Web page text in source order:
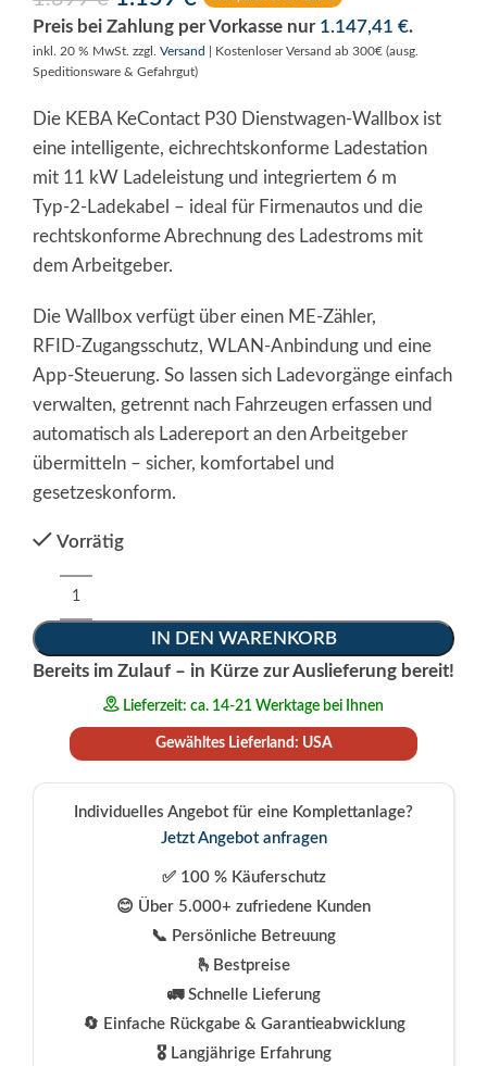
Preis bei Zahlung per Vorkasse nur 1.147,41 €.
inkl. 20 % MwSt. zzgl. Versand
| Kostenloser Versand ab 300€ (ausg.
Speditionsware & Gefahrgut)
Die KEBA KeContact P30 Dienstwagen-Wallbox ist
eine intelligente, eichrechtskonforme Ladestation
mit 11 kW Ladeleistung und integriertem 6 m
Typ‑2‑Ladekabel – ideal für Firmenautos und die
rechtskonforme Abrechnung des Ladestroms mit
dem Arbeitgeber.
Die Wallbox verfügt über einen ME‑Zähler,
RFID‑Zugangsschutz, WLAN‑Anbindung und eine
App‑Steuerung. So lassen sich Ladevorgänge einfach
verwalten, getrennt nach Fahrzeugen erfassen und
automatisch als Ladereport an den Arbeitgeber
übermitteln – sicher, komfortabel und
gesetzeskonform.
Vorrätig
IN DEN WARENKORB
Bereits im Zulauf – in Kürze zur Auslieferung bereit!
Alternative:
Lieferzeit: ca. 14-21 Werktage bei Ihnen
Gewähltes Lieferland: USA
Individuelles Angebot für eine Komplettanlage?
Jetzt Angebot anfragen
✅ 100 % Käuferschutz
😊 Über 5.000+ zufriedene Kunden
📞 Persönliche Betreuung
🫰Bestpreise
🚛 Schnelle Lieferung
🔄 Einfache Rückgabe & Garantieabwicklung
🎖️ Langjährige Erfahrung